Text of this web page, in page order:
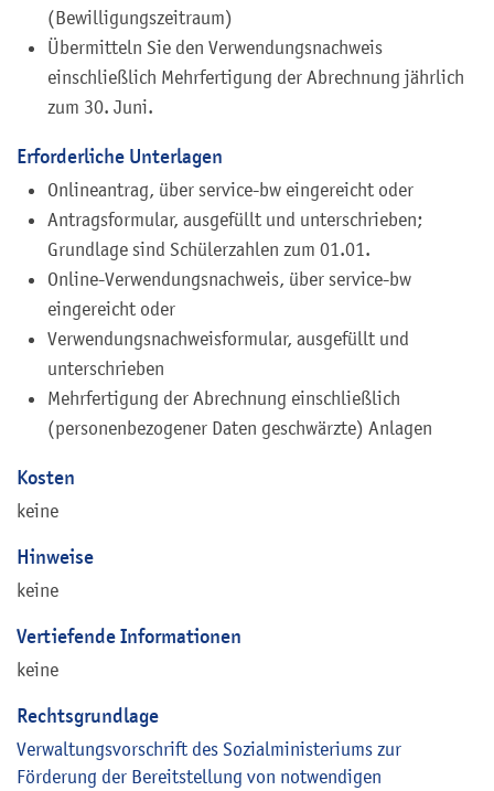
(Bewilligungszeitraum)
Übermitteln Sie den Verwendungsnachweis
einschließlich Mehrfertigung der Abrechnung jährlich
zum 30. Juni.
Erforderliche Unterlagen
Onlineantrag, über service-bw eingereicht oder
Antragsformular, ausgefüllt und unterschrieben;
Grundlage sind Schülerzahlen zum 01.01.
Online-Verwendungsnachweis, über service-bw
eingereicht oder
Verwendungsnachweisformular, ausgefüllt und
unterschrieben
Mehrfertigung der Abrechnung einschließlich
(personenbezogener Daten geschwärzte) Anlagen
Kosten
keine
Hinweise
keine
Vertiefende Informationen
keine
Rechtsgrundlage
Verwaltungsvorschrift des Sozialministeriums zur
Förderung der Bereitstellung von notwendigen